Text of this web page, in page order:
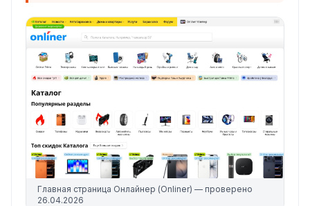
Главная страница Онлайнер (Onliner) — проверено
26.04.2026